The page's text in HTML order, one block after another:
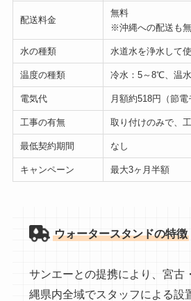
配送料金
無料
※沖縄への配送も
水の種類 水道水を浄水して
温度の種類 冷水：5～8℃、温
電気代 月額約518円（節電
工事の有無 取り付けのみで、
最低契約期間 なし
キャンペーン 最大3ヶ月半額
ウォータースタンドの特徴
サンエーとの提携により、宮古
縄県内全域でスタッフによる設